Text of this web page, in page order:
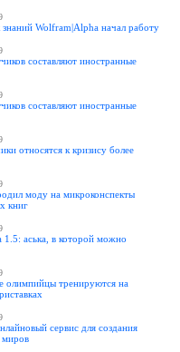
знаний Wolfram|Alpha начал работу
составляют иностранные
составляют иностранные
относятся к кризису более
моду на микроконспекты
книг
1.5: аська, в которой можно
олимпийцы тренируются на
сервис для создания
миров